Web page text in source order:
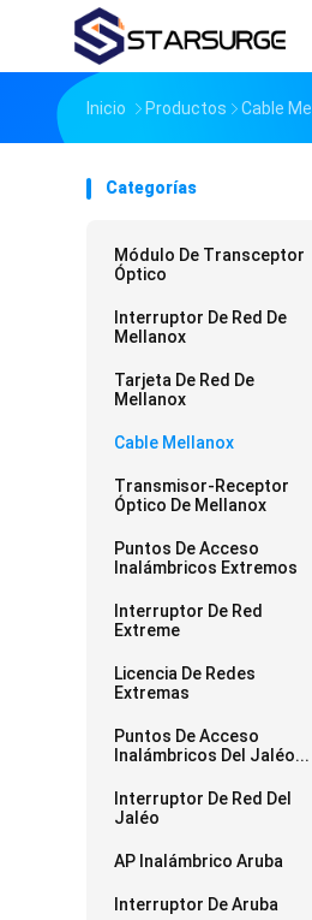
Inicio Productos Cable
Categorías
Módulo De Transceptor
Óptico
Interruptor De Red De
Mellanox
Tarjeta De Red De
Mellanox
Cable Mellanox
Transmisor-Receptor
Óptico De Mellanox
Puntos De Acceso
Inalámbricos Extremos
Interruptor De Red
Extreme
Licencia De Redes
Extremas
Puntos De Acceso
Inalámbricos Del Jaléo...
Interruptor De Red Del
Jaléo
AP Inalámbrico Aruba
Interruptor De Aruba